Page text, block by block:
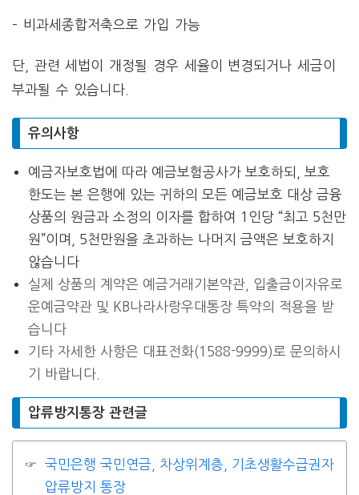
– 비과세종합저축으로 가입 가능
단, 관련 세법이 개정될 경우 세율이 변경되거나 세금이
부과될 수 있습니다.
유의사항
예금자보호법에 따라 예금보험공사가 보호하되, 보호
한도는 본 은행에 있는 귀하의 모든 예금보호 대상 금융
상품의 원금과 소정의 이자를 합하여 1인당 “최고 5천만
원”이며, 5천만원을 초과하는 나머지 금액은 보호하지
않습니다
실제 상품의 계약은 예금거래기본약관, 입출금이자유로
운예금약관 및 KB나라사랑우대통장 특약의 적용을 받
습니다
기타 자세한 사항은 대표전화(1588-9999)로 문의하시
기 바랍니다.
압류방지통장 관련글
국민은행 국민연금, 차상위계층, 기초생활수급권자
압류방지 통장